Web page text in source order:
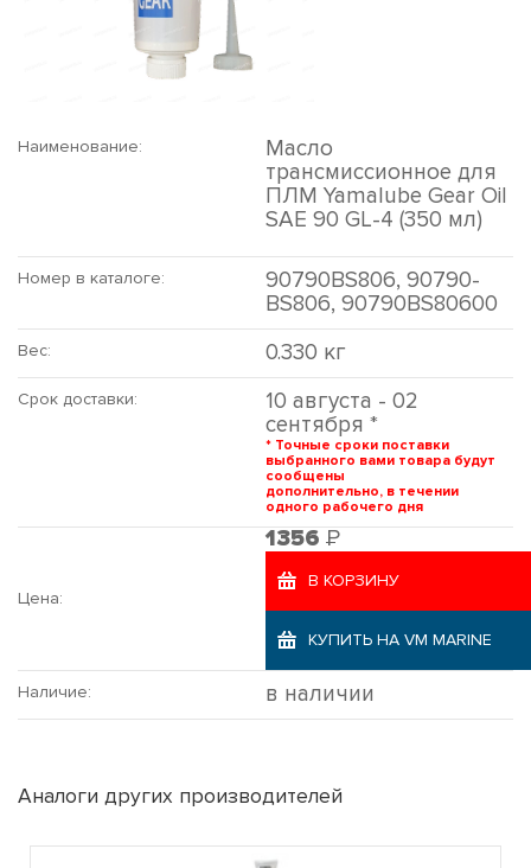
Наименование:
Масло
трансмиссионное для
ПЛМ Yamalube Gear Oil
SAE 90 GL-4 (350 мл)
Номер в каталоге:
90790BS806, 90790-
BS806, 90790BS80600
Вес: 0.330 кг
Срок доставки:
10 августа - 02
сентября *
* Точные сроки поставки
выбранного вами товара будут
сообщены
дополнительно, в течении
одного рабочего дня
Цена:
1356 Р
В КОРЗИНУ
КУПИТЬ НА VM MARINE
Наличие: в наличии
Аналоги других производителей